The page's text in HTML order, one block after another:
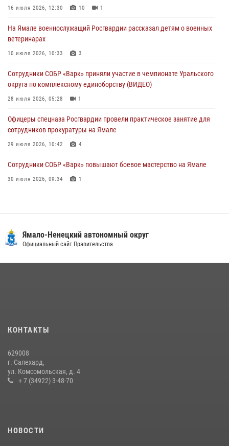
праздником
Сотрудники СОБР «Варк» повышают боевое мастерство на Ямале
30 июля 2026, 09:34 1
Офицеры спецназа Росгвардии провели практическое занятие для
сотрудников прокуратуры на Ямале
29 июля 2026, 10:42 4
16 июля 2026, 12:30 10 1
На Ямале военнослужащий Росгвардии рассказал детям о военных
ветеринарах
10 июля 2026, 10:33 3
Сотрудники СОБР «Варк» приняли участие в чемпионате Уральского
округа по комплексному единоборству (ВИДЕО)
28 июля 2026, 05:28 1
Офицеры спецназа Росгвардии провели практическое занятие для
сотрудников прокуратуры на Ямале
29 июля 2026, 10:42 4
Сотрудники СОБР «Варк» повышают боевое мастерство на Ямале
30 июля 2026, 09:34 1
18 июля 2026, 09:36 3
«Росгвардия. Вехи истории»: войска правопорядка на охране
стратегических объектов поверженной Германии (видео)
20 июля 2026, 09:03
Ямало-Ненецкий автономный округ
Официальный сайт Правительства
КОНТАКТЫ
629008
г. Салехард,
ул. Комсомольская, д. 4
+ 7 (34922) 3-48-70
НОВОСТИ